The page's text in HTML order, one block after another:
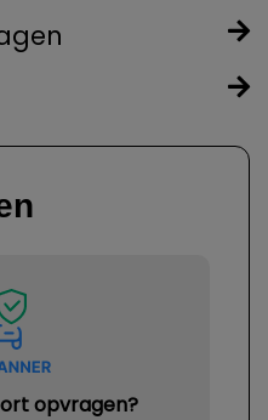
opvragen?